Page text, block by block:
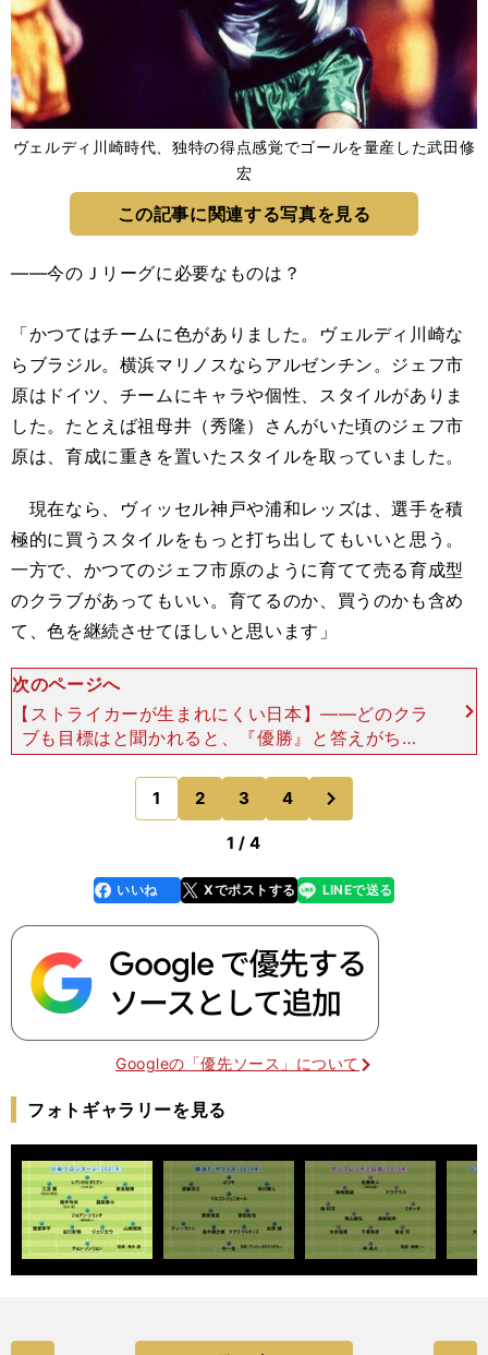
ヴェルディ川崎時代、独特の得点感覚でゴールを量産した武田修
宏
この記事に関連する写真を見る
――今のＪリーグに必要なものは？
「かつてはチームに色がありました。ヴェルディ川崎な
らブラジル。横浜マリノスならアルゼンチン。ジェフ市
原はドイツ、チームにキャラや個性、スタイルがありま
した。たとえば祖母井（秀隆）さんがいた頃のジェフ市
原は、育成に重きを置いたスタイルを取っていました。
現在なら、ヴィッセル神戸や浦和レッズは、選手を積
極的に買うスタイルをもっと打ち出してもいいと思う。
一方で、かつてのジェフ市原のように育てて売る育成型
のクラブがあってもいい。育てるのか、買うのかも含め
て、色を継続させてほしいと思います」
次のページへ
【ストライカーが生まれにくい日本】――どのクラ
ブも目標はと聞かれると、『優勝』と答えがちで
す。J1で優勝できるクラブは実際、限られているに
もかかわらず。「現場の指導者は優勝できないこと
はわかっていま
1 2 3 4
のページへ
1 / 4
faceboo
k
いいね Xでポストする
line LINEで送る
Googleの「優先ソース」について
フォトギャラリーを見る